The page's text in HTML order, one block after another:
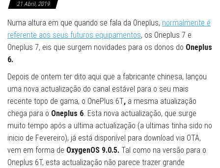
21 Abril, 2019
Numa altura em que quando se fala da Oneplus, normalmente é
referente aos seus futuros equipamentos, os Oneplus 7 e
Oneplus 7, eis que surgem novidades para os donos do Oneplus
6.
Depois de ontem ter dito aqui que a fabricante chinesa, lançou
uma nova actualização do canal estável para o seu mais
recente topo de gama, o OnePlus 6T, a mesma atualização
chega para o Oneplus 6. Esta nova actualização, que surge
muito tempo após a ultima actualização (a ultimas tinha sido no
inicio de Fevereiro), já está disponível para download via OTA,
vem em forma de OxygenOS 9.0.5. Tal como na versão para o
Oneplus 6T, esta actualização não parece trazer grande